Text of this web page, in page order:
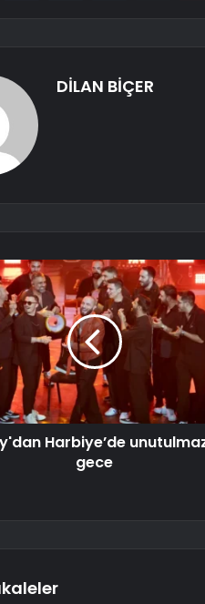
DİLAN BİÇER
Harbiye’de
gece